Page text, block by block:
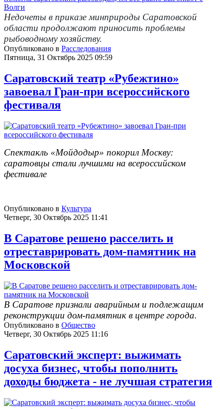
Недочеты в приказе минприроды Саратовской
области продолжают приносить проблемы
рыбоводному хозяйству.
Опубликовано в Расследования
Пятница, 31 Октябрь 2025 09:59
Саратовский театр «Рубежтино»
завоевал Гран-при всероссийского
фестиваля
Спектакль «Мойдодыр» покорил Москву:
саратовцы стали лучшими на всероссийском
фестивале
Опубликовано в Культура
Четверг, 30 Октябрь 2025 11:41
В Саратове решено расселить и
отреставрировать дом-памятник на
Московской
В Саратове признали аварийным и подлежащим
реконструкции дом-памятник в центре города.
Опубликовано в Общество
Четверг, 30 Октябрь 2025 11:16
Саратовский эксперт: выжимать
досуха бизнес, чтобы пополнить
доходы бюджета - не лучшая стратегия